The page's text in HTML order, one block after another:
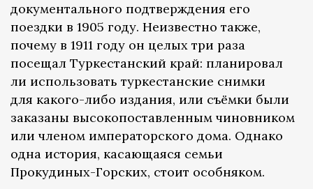
документального подтверждения его
поездки в 1905 году. Неизвестно также,
почему в 1911 году он целых три раза
посещал Туркестанский край: планировал
ли использовать туркестанские снимки
для какого-либо издания, или съёмки были
заказаны высокопоставленным чиновником
или членом императорского дома. Однако
одна история, касающаяся семьи
Прокудиных-Горских, стоит особняком.